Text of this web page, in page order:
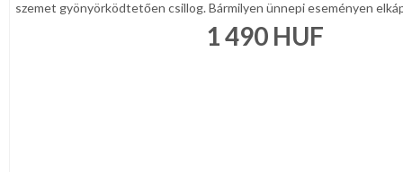
szemet gyönyörködtetően csillog. Bármilyen ünnepi eseményen
1 490 HUF